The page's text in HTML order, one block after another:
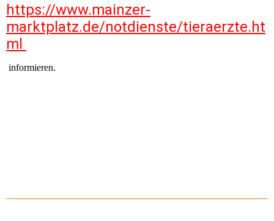
https://www.mainzer-
marktplatz.de/notdienste/tieraerzte.ht
ml
informieren.